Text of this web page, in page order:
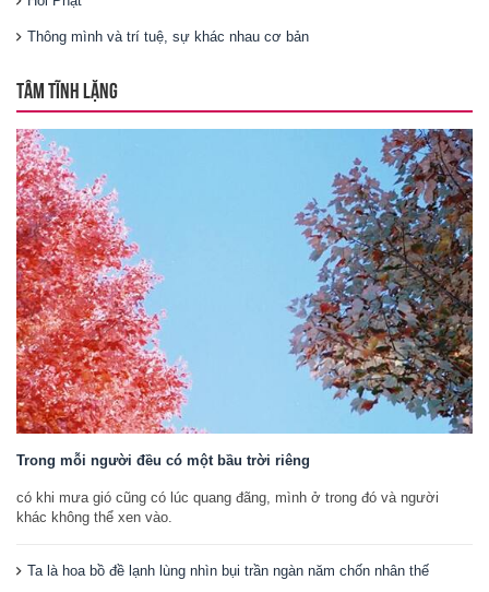
Thông mình và trí tuệ, sự khác nhau cơ bản
TÂM TĨNH LẶNG
Trong mỗi người đều có một bầu trời riêng
có khi mưa gió cũng có lúc quang đãng, mình ở trong đó và người
khác không thể xen vào.
Ta là hoa bồ đề lạnh lùng nhìn bụi trần ngàn năm chốn nhân thế